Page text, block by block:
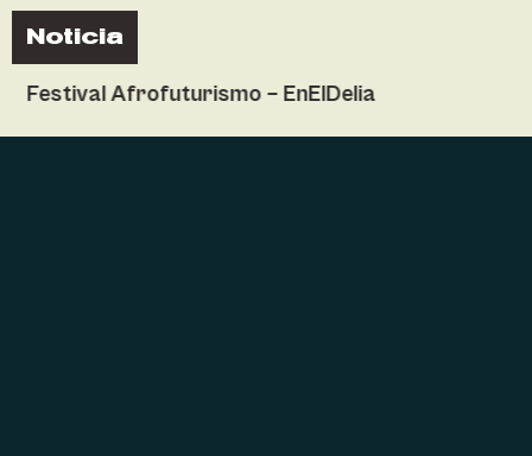
Noticia
Festival Afrofuturismo – EnElDelia